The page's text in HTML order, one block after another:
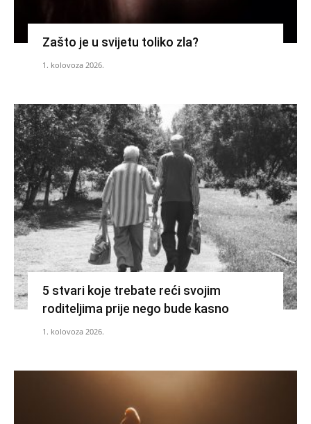
Zašto je u svijetu toliko zla?
1. kolovoza 2026.
5 stvari koje trebate reći svojim
roditeljima prije nego bude kasno
1. kolovoza 2026.